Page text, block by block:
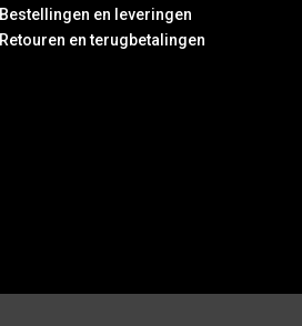
Bestellingen en leveringen
Retouren en terugbetalingen